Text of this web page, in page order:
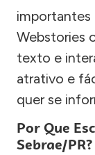
importantes
Webstories
texto e
atrativo e
quer se
Por Que
Sebrae/PR?